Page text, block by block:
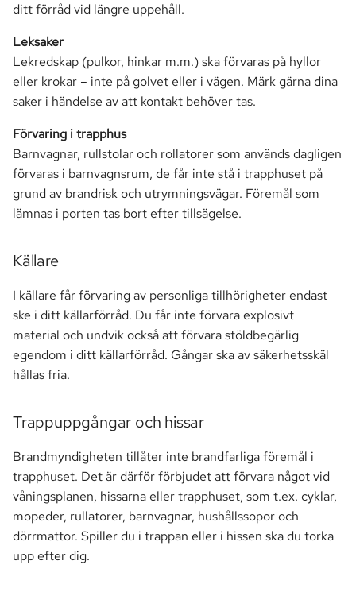
ditt förråd vid längre uppehåll.
Leksaker
Lekredskap (pulkor, hinkar m.m.) ska förvaras på hyllor
eller krokar – inte på golvet eller i vägen. Märk gärna dina
saker i händelse av att kontakt behöver tas.
Förvaring i trapphus
Barnvagnar, rullstolar och rollatorer som används dagligen
förvaras i barnvagnsrum, de får inte stå i trapphuset på
grund av brandrisk och utrymningsvägar. Föremål som
lämnas i porten tas bort efter tillsägelse.
Källare
I källare får förvaring av personliga tillhörigheter endast
ske i ditt källarförråd. Du får inte förvara explosivt
material och undvik också att förvara stöldbegärlig
egendom i ditt källarförråd. Gångar ska av säkerhetsskäl
hållas fria.
Trappuppgångar och hissar
Brandmyndigheten tillåter inte brandfarliga föremål i
trapphuset. Det är därför förbjudet att förvara något vid
våningsplanen, hissarna eller trapphuset, som t.ex. cyklar,
mopeder, rullatorer, barnvagnar, hushållssopor och
dörrmattor. Spiller du i trappan eller i hissen ska du torka
upp efter dig.